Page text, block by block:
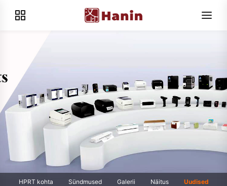
HPRT kohta Sündmused Galerii Näitus
Uudised